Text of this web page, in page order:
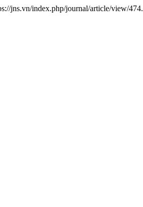
jns.vn/index.php/journal/article/view/474.